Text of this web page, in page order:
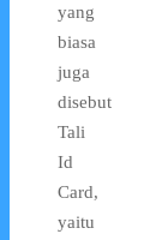
yang
biasa
juga
disebut
Tali
Id
Card,
yaitu